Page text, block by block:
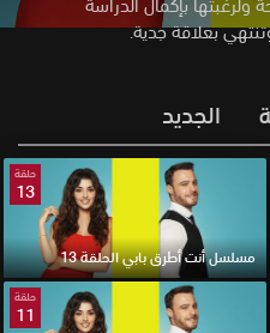
بعلاقة جدية.
الجديد
حلقة
13
مسلسل أنت أطرق بابي الحلقة 13
حلقة
11